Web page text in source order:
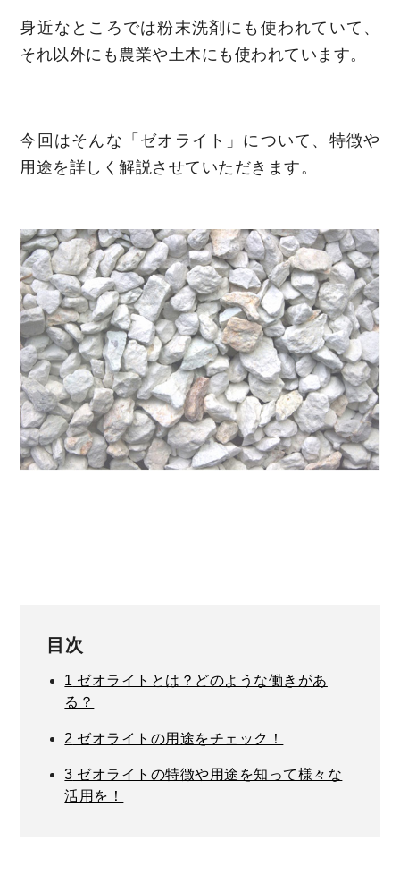
身近なところでは粉末洗剤にも使われていて、
それ以外にも農業や土木にも使われています。
今回はそんな「ゼオライト」について、特徴や
用途を詳しく解説させていただきます。
目次
1 ゼオライトとは？どのような働きがあ
る？
2 ゼオライトの用途をチェック！
3 ゼオライトの特徴や用途を知って様々な
活用を！